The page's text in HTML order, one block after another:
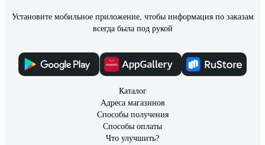
движения - пишет, если кто-то просто прошёл мимо, удобно
для контроля. Монтаж простой, внешний вид стильный -
чёрный корпус смотрится аккуратно. В целом, надёжный
Установите мобильное приложение, чтобы информация по заказам
всегда была под рукой
Каталог
Адреса магазинов
Способы получения
Способы оплаты
Что улучшить?